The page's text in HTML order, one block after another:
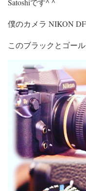
僕のカメラ NIKON
このブラックとゴー